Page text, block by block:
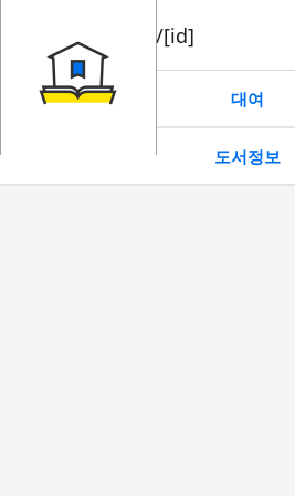
book/rent/[id]
대여
도서정보